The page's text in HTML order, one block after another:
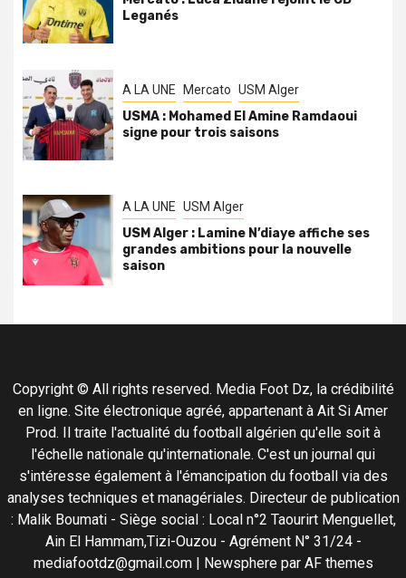
Leganés
A LA UNE Mercato USM Alger
USMA : Mohamed El Amine Ramdaoui
signe pour trois saisons
A LA UNE USM Alger
USM Alger : Lamine N’diaye affiche ses
grandes ambitions pour la nouvelle
saison
Copyright © All rights reserved. Media Foot Dz, la crédibilité
en ligne. Site électronique agréé, appartenant à Ait Si Amer
Prod. Il traite l'actualité du football algérien qu'elle soit à
l'échelle nationale qu'internationale. C'est un journal qui
s'intéresse également à l'émancipation du football via des
analyses techniques et managériales. Directeur de publication
: Malik Boumati - Siège social : Local n°2 Taourirt Menguellet,
Ain El Hammam,Tizi-Ouzou - Agrément N° 31/24 -
mediafootdz@gmail.com
Newspherepar AF themes